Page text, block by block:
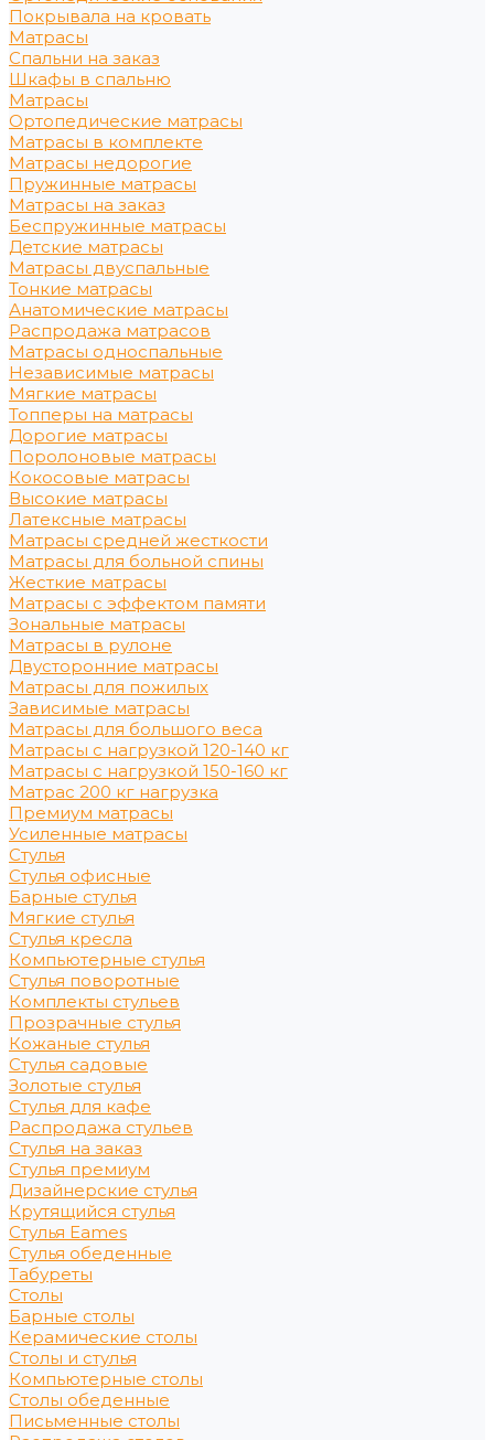
Покрывала на кровать
Матрасы
Спальни на заказ
Шкафы в спальню
Матрасы
Ортопедические матрасы
Матрасы в комплекте
Матрасы недорогие
Пружинные матрасы
Матрасы на заказ
Беспружинные матрасы
Детские матрасы
Матрасы двуспальные
Тонкие матрасы
Анатомические матрасы
Распродажа матрасов
Матрасы односпальные
Независимые матрасы
Мягкие матрасы
Топперы на матрасы
Дорогие матрасы
Поролоновые матрасы
Кокосовые матрасы
Высокие матрасы
Латексные матрасы
Матрасы средней жесткости
Матрасы для больной спины
Жесткие матрасы
Матрасы с эффектом памяти
Зональные матрасы
Матрасы в рулоне
Двусторонние матрасы
Матрасы для пожилых
Зависимые матрасы
Матрасы для большого веса
Матрасы с нагрузкой 120-140 кг
Матрасы с нагрузкой 150-160 кг
Матрас 200 кг нагрузка
Премиум матрасы
Усиленные матрасы
Стулья
Стулья офисные
Барные стулья
Мягкие стулья
Стулья кресла
Компьютерные стулья
Стулья поворотные
Комплекты стульев
Прозрачные стулья
Кожаные стулья
Стулья садовые
Золотые стулья
Стулья для кафе
Распродажа стульев
Стулья на заказ
Стулья премиум
Дизайнерские стулья
Крутящийся стулья
Стулья Eames
Стулья обеденные
Табуреты
Столы
Барные столы
Керамические столы
Столы и стулья
Компьютерные столы
Столы обеденные
Письменные столы